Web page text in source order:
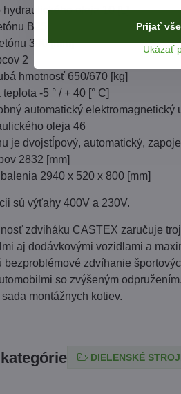
hydraulického oleja 10 [L]
B25
300 [mm]
2
hmotnosť 650/670 [kg]
-5 ° / + 40 [° C]
automatický elektromagnetický
oleja 46
je dvojstĺpový, automatický,
2832 [mm]
2940 x 520 x 800 [mm]
sú výťahy 400V a 230V.
zdviháku CASTEX zaručuje
aj dodávkovými vozidlami a
bezproblémové zdvíhanie
so zvýšeným
montážnych kotiev.
DIELENSKÉ
Ukázať
Prijať